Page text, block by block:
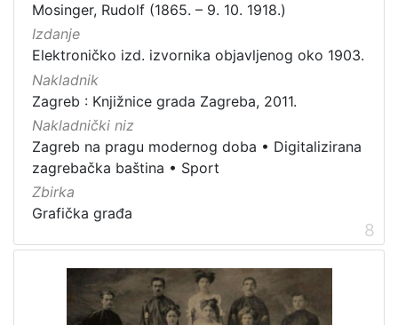
Mosinger, Rudolf (1865. – 9. 10. 1918.)
Izdanje
Elektroničko izd. izvornika objavljenog oko 1903.
Nakladnik
Zagreb : Knjižnice grada Zagreba, 2011.
Nakladnički niz
Zagreb na pragu modernog doba • Digitalizirana
zagrebačka baština • Sport
Zbirka
Grafička građa
8